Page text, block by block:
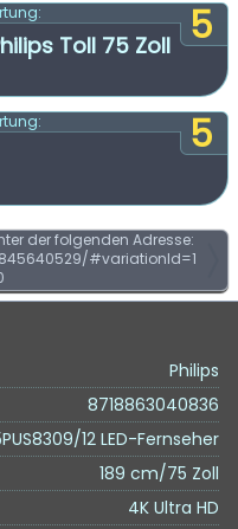
5
Toll 75 Zoll
5
der folgenden Adresse:
#variationId=1
Philips
8718863040836
12 LED-Fernseher
189 cm/75 Zoll
4K Ultra HD